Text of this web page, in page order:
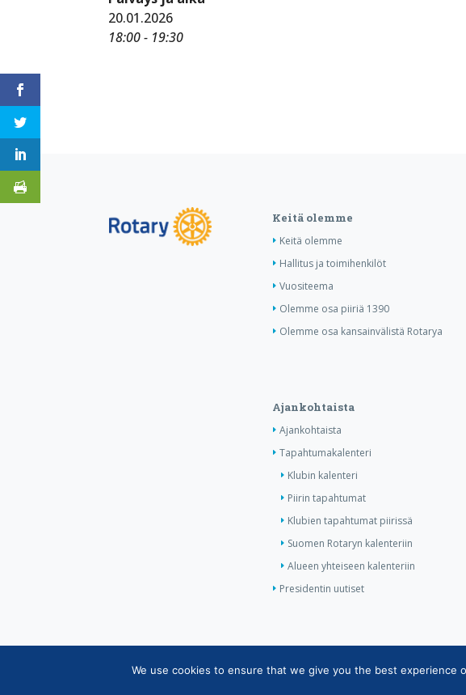
20.01.2026
18:00 - 19:30
Keitä olemme
Keitä olemme
Hallitus ja toimihenkilöt
Vuositeema
Olemme osa piiriä 1390
Olemme osa kansainvälistä Rotarya
Ajankohtaista
Ajankohtaista
Tapahtumakalenteri
Klubin kalenteri
Piirin tapahtumat
Klubien tapahtumat piirissä
Suomen Rotaryn kalenteriin
Alueen yhteiseen kalenteriin
Presidentin uutiset
Copyright © Suomen Rotarypalvelu ry 2026 |Jäsentietojärjestelmän
We use cookies to ensure that we give you the best